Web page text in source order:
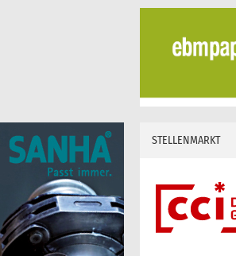
Skip
content
STELLENMARKT